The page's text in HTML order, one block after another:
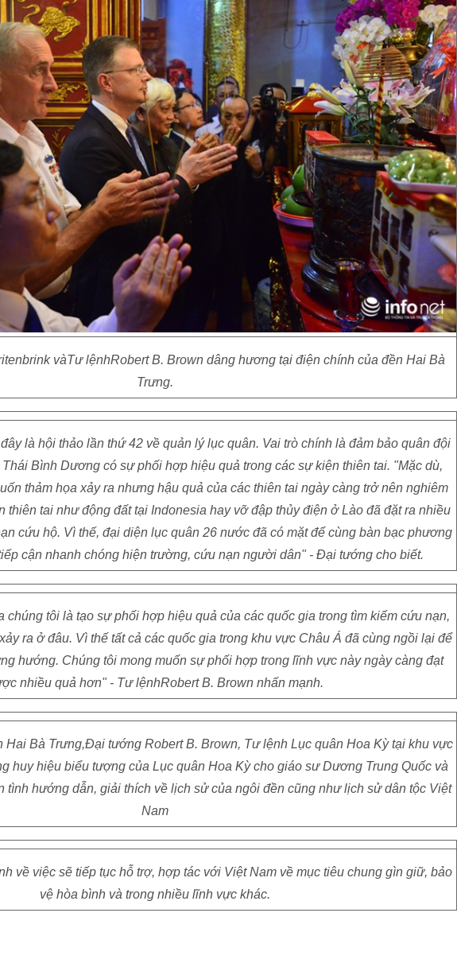
vàTư lệnhRobert B. Brown dâng hương tại điện chính của đền Hai Bà
Trưng.
là hội thảo lần thứ 42 về quản lý lục quân. Vai trò chính là đảm bảo quân đội
Bình Dương có sự phối hợp hiệu quả trong các sự kiện thiên tai. "Mặc dù,
thảm họa xảy ra nhưng hậu quả của các thiên tai ngày càng trở nên nghiêm
thiên tai như động đất tại Indonesia hay vỡ đập thủy điện ở Lào đã đặt ra nhiều
cứu hộ. Vì thế, đại diện lục quân 26 nước đã có mặt để cùng bàn bạc phương
cận nhanh chóng hiện trường, cứu nạn người dân" - Đại tướng cho biết.
chúng tôi là tạo sự phối hợp hiệu quả của các quốc gia trong tìm kiếm cứu nạn,
ra ở đâu. Vì thế tất cả các quốc gia trong khu vực Châu Á đã cùng ngồi lại để
hướng. Chúng tôi mong muốn sự phối hợp trong lĩnh vực này ngày càng đạt
nhiều quả hơn" - Tư lệnhRobert B. Brown nhấn mạnh.
Hai Bà Trưng,Đại tướng Robert B. Brown, Tư lệnh Lục quân Hoa Kỳ tại khu vực
huy hiệu biểu tượng của Lục quân Hoa Kỳ cho giáo sư Dương Trung Quốc và
tình hướng dẫn, giải thích về lịch sử của ngôi đền cũng như lịch sử dân tộc Việt
Nam
về việc sẽ tiếp tục hỗ trợ, hợp tác với Việt Nam về mục tiêu chung gìn giữ, bảo
vệ hòa bình và trong nhiều lĩnh vực khác.